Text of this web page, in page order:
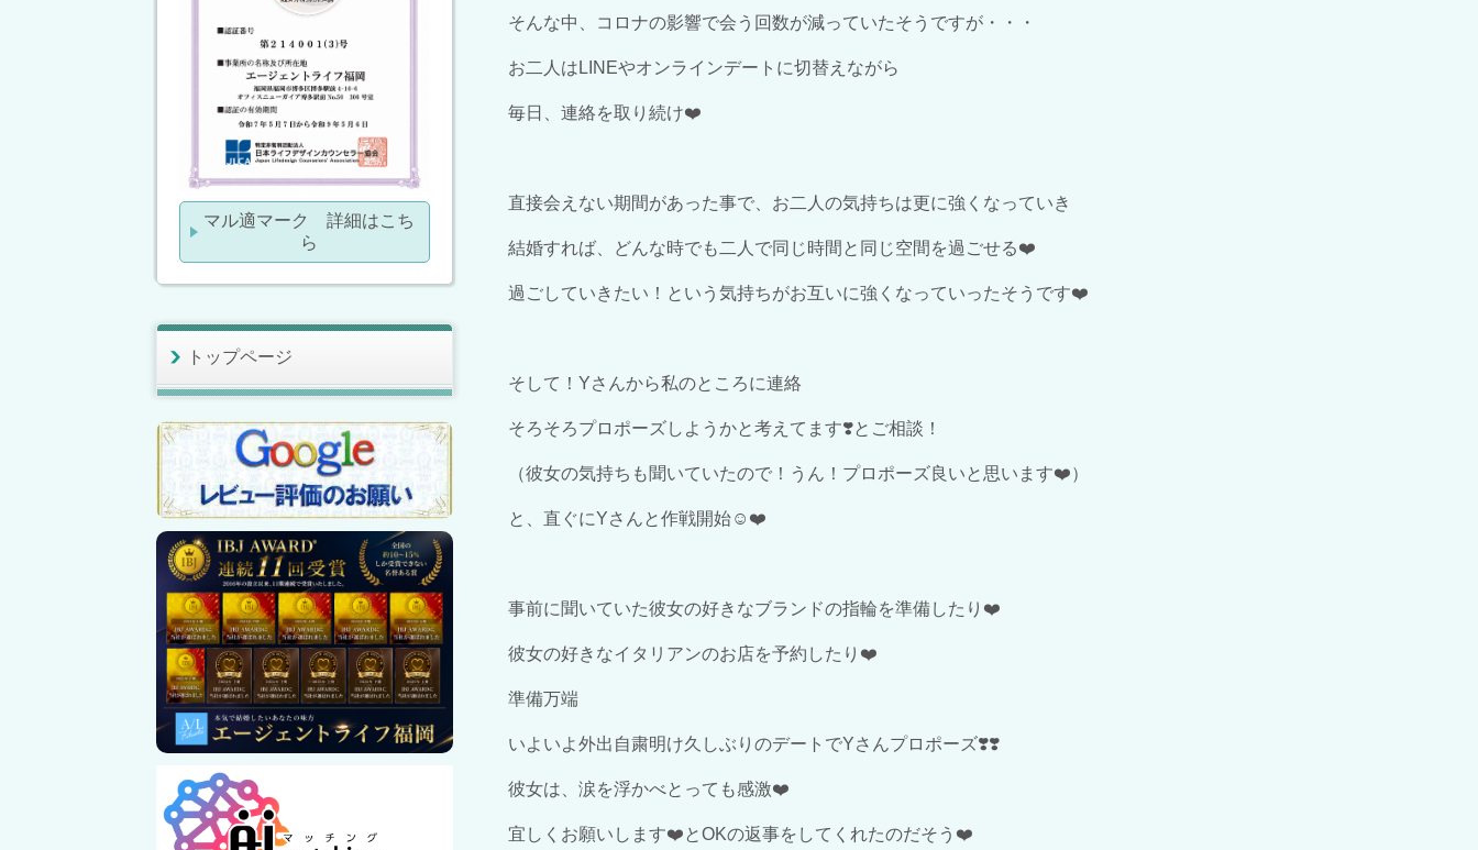
そんな中、コロナの影響で会う回数が減っていたそうですが・・・
お二人はLINEやオンラインデートに切替えながら
毎日、連絡を取り続け❤️
直接会えない期間があった事で、お二人の気持ちは更に強くなっていき
結婚すれば、どんな時でも二人で同じ時間と同じ空間を過ごせる❤️
過ごしていきたい！という気持ちがお互いに強くなっていったそうです❤️
そして！Yさんから私のところに連絡
そろそろプロポーズしようかと考えてます❣️とご相談！
（彼女の気持ちも聞いていたので！うん！プロポーズ良いと思います❤️）
と、直ぐにYさんと作戦開始☺️❤️
事前に聞いていた彼女の好きなブランドの指輪を準備したり❤️
彼女の好きなイタリアンのお店を予約したり❤️
準備万端
いよいよ外出自粛明け久しぶりのデートでYさんプロポーズ❣️❣️
彼女は、涙を浮かべとっても感激❤️
宜しくお願いします❤️とOKの返事をしてくれたのだそう❤️
マル適マーク 詳細はこち
ら
トップページ